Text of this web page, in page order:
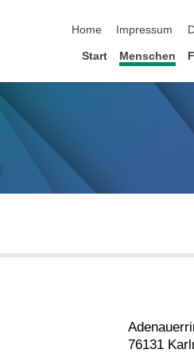
Home
Impressum
Start Menschen
76131